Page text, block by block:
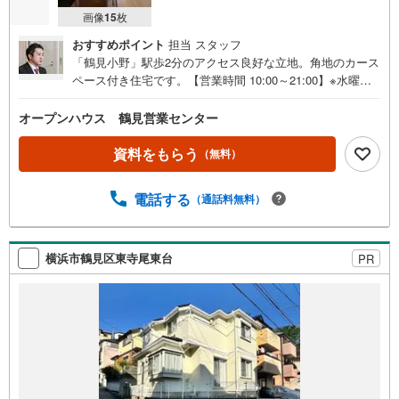
画像15枚
おすすめポイント 担当 スタッフ
「鶴見小野」駅歩2分のアクセス良好な立地。角地のカース
ペース付き住宅です。【営業時間 10:00～21:00】※水曜定
お気軽にご連絡ください！現地を見学される場合は「室
内・現地を見学する（無料）」ボタンよりご希望の日時を
ご記入いただけますとスムーズにご案内が可能です。◎現
地のご案内について・平日や夜遅い時間帯もご案内が可
にご説明いたします。・車でご自宅や最寄り駅等、ご指定
います。◎個別FP相談会 無料物件のご紹介だけでなく住
宅ローン・資金のご相談、まずは家探しについて話を聞き
たいという方も大歓迎です！年間8000棟以上の限定物件を
発表しているオープンハウスだから出会える物件が多数ご
ざいます。ぜひお気軽にご連絡・ご相談ください！※限定物
件:当社のみ、もしくは当社を含めた数社でのみご紹介可能
なオープンハウス・ディベロップメントの物件
オープンハウス 鶴見営業センター
資料をもらう （無料）
電話する （通話料無料）
横浜市鶴見区東寺尾東台 PR